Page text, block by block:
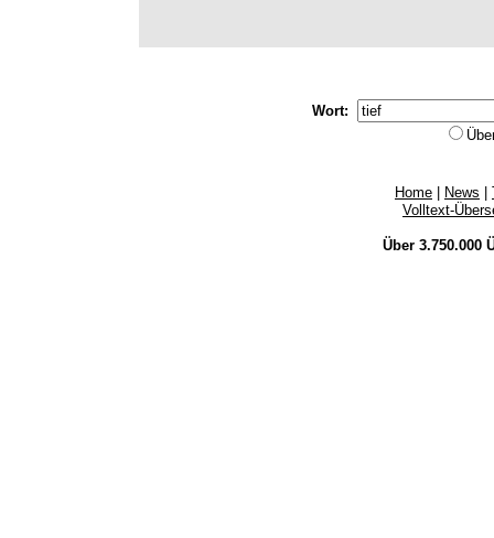
Wort:
Home News
Volltext-
Über 3.750.000